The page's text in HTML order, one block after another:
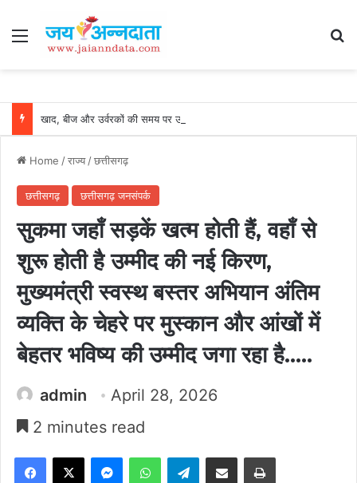
Menu
Home /राज्य/छत्तीसगढ़
छत्तीसगढ़ छत्तीसगढ़ जनसंपर्क
सुकमा जहाँ सड़कें खत्म होती हैं, वहाँ से
शुरू होती है उम्मीद की नई किरण,
मुख्यमंत्री स्वस्थ बस्तर अभियान अंतिम
व्यक्ति के चेहरे पर मुस्कान और आंखों में
बेहतर भविष्य की उम्मीद जगा रहा है…..
admin
April 28, 2026
2 minutes read
Facebook
X MessengerWhatsAppTelegramShare via Email Print